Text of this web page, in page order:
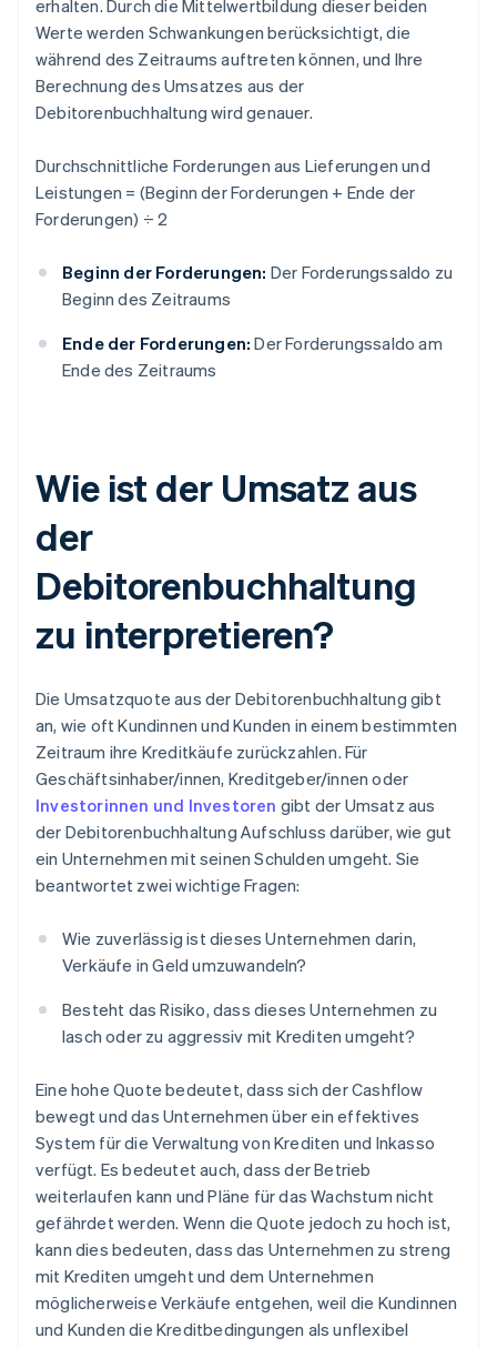
erhalten. Durch die Mittelwertbildung dieser beiden
Werte werden Schwankungen berücksichtigt, die
während des Zeitraums auftreten können, und Ihre
Berechnung des Umsatzes aus der
Debitorenbuchhaltung wird genauer.
Durchschnittliche Forderungen aus Lieferungen und
Leistungen = (Beginn der Forderungen + Ende der
Forderungen) ÷ 2
Beginn der Forderungen: Der Forderungssaldo zu
Beginn des Zeitraums
Ende der Forderungen: Der Forderungssaldo am
Ende des Zeitraums
Wie ist der Umsatz aus
der
Debitorenbuchhaltung
zu interpretieren?
Die Umsatzquote aus der Debitorenbuchhaltung gibt
an, wie oft Kundinnen und Kunden in einem bestimmten
Zeitraum ihre Kreditkäufe zurückzahlen. Für
Geschäftsinhaber/innen, Kreditgeber/innen oder
Investorinnen und Investoren gibt der Umsatz aus
der Debitorenbuchhaltung Aufschluss darüber, wie gut
ein Unternehmen mit seinen Schulden umgeht. Sie
beantwortet zwei wichtige Fragen:
Wie zuverlässig ist dieses Unternehmen darin,
Verkäufe in Geld umzuwandeln?
Besteht das Risiko, dass dieses Unternehmen zu
lasch oder zu aggressiv mit Krediten umgeht?
Eine hohe Quote bedeutet, dass sich der Cashflow
bewegt und das Unternehmen über ein effektives
System für die Verwaltung von Krediten und Inkasso
verfügt. Es bedeutet auch, dass der Betrieb
weiterlaufen kann und Pläne für das Wachstum nicht
gefährdet werden. Wenn die Quote jedoch zu hoch ist,
kann dies bedeuten, dass das Unternehmen zu streng
mit Krediten umgeht und dem Unternehmen
möglicherweise Verkäufe entgehen, weil die Kundinnen
und Kunden die Kreditbedingungen als unflexibel